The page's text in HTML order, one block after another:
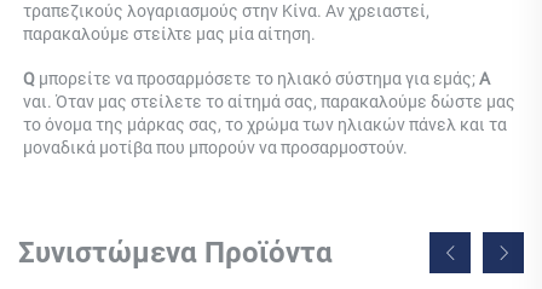
τραπεζικούς λογαριασμούς στην Κίνα. Αν χρειαστεί,
παρακαλούμε στείλτε μας μία αίτηση.
Q μπορείτε να προσαρμόσετε το ηλιακό σύστημα για εμάς;
ναι. Όταν μας στείλετε το αίτημά σας, παρακαλούμε δώστε μας
το όνομα της μάρκας σας, το χρώμα των ηλιακών πάνελ και τα
μοναδικά μοτίβα που μπορούν να προσαρμοστούν.
Συνιστώμενα Προϊόντα